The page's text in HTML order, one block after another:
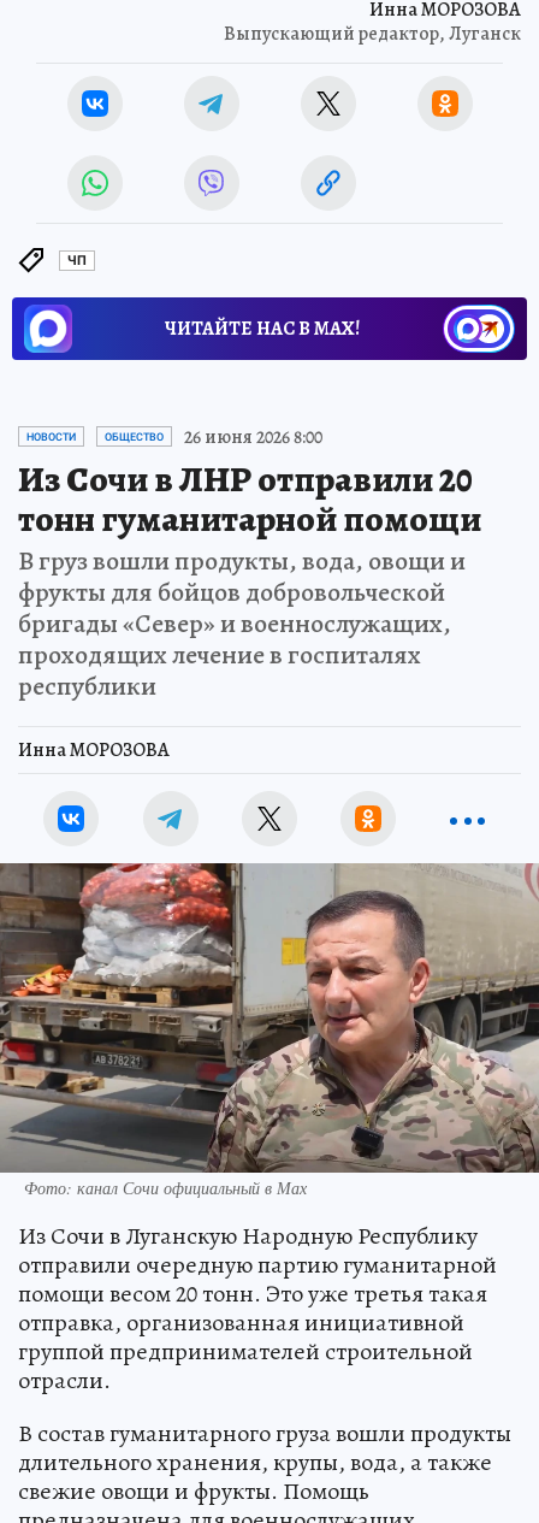
Инна МОРОЗОВА
Выпускающий редактор, Луганск
ЧП
ЧИТАЙТЕ НАС В МАХ!
НОВОСТИ ОБЩЕСТВО 26 июня 2026 8:00
Из Сочи в ЛНР отправили 20
тонн гуманитарной помощи
В груз вошли продукты, вода, овощи и
фрукты для бойцов добровольческой
бригады «Север» и военнослужащих,
проходящих лечение в госпиталях
республики
Инна МОРОЗОВА
Фото: канал Сочи официальный в Мах
Из Сочи в Луганскую Народную Республику
отправили очередную партию гуманитарной
помощи весом 20 тонн. Это уже третья такая
отправка, организованная инициативной
группой предпринимателей строительной
отрасли.
В состав гуманитарного груза вошли продукты
длительного хранения, крупы, вода, а также
свежие овощи и фрукты. Помощь